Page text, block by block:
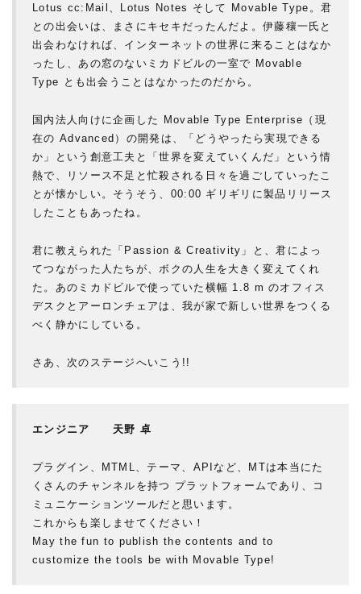
Lotus cc:Mail、Lotus Notes そして Movable Type。君
との出会いは、まさにキセキだったんだよ。伊藤穰一氏と
出会わなければ、インターネットの世界に来ることはなか
ったし、あの窓のないミカドビルの一室で Movable
Type とも出会うことはなかったのだから。
国内法人向けに企画した Movable Type Enterprise（現
在の Advanced）の開発は、「どうやったら実現できる
か」という創意工夫と「世界を変えていくんだ」という情
熱で、リソース不足と忙殺される日々を過ごしていったこ
とが懐かしい。そうそう、00:00 ギリギリに製品リリース
したこともあったね。
君に教えられた「Passion & Creativity」と、君によっ
てつながった人たちが、ボクの人生を大きく変えてくれ
た。あのミカドビルで使っていた横幅 1.8 m のオフィス
デスクとアーロンチェアは、我が家で新しい世界をつくる
べく静かにしている。
さあ、次のステージへいこう!!
エンジニア 天野 卓
プラグイン、MTML、テーマ、APIなど、MTは本当にた
くさんのチャンネルを持つ プラットフォームであり、コ
ミュニケーションツールだと思います。
これからも楽しませてください！
May the fun to publish the contents and to
customize the tools be with Movable Type!